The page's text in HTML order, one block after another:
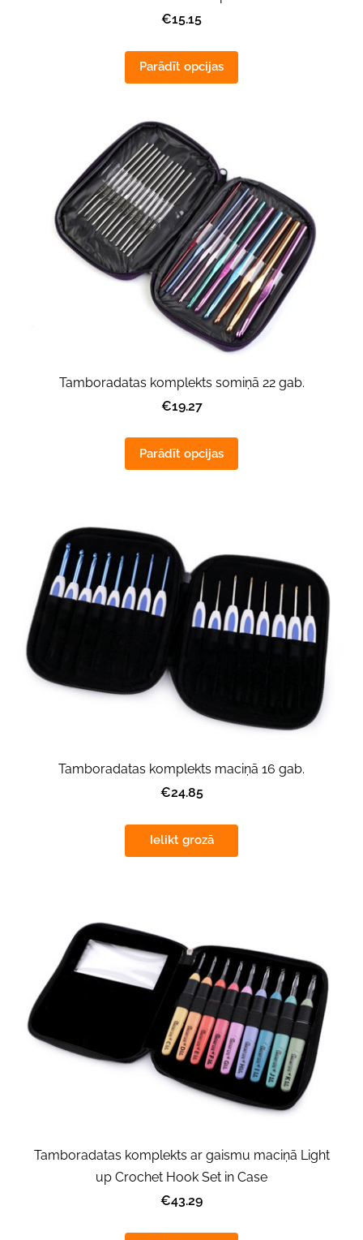
€15.15
Parādīt opcijas
Tamboradatas komplekts somiņā 22 gab.
€19.27
Parādīt opcijas
Tamboradatas komplekts maciņā 16 gab.
€24.85
Ielikt grozā
Tamboradatas komplekts ar gaismu maciņā Light
up Crochet Hook Set in Case
€43.29